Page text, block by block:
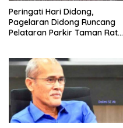
Peringati Hari Didong,
Pagelaran Didong Runcang
Pelataran Parkir Taman Ratu